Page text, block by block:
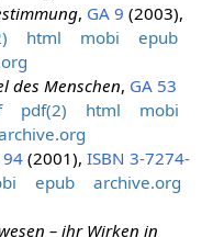
in übersinnliche
,GA 9
(2003),
des Menschen
GA 53
pdf(2)
(2001),
ISBN 3-7274-